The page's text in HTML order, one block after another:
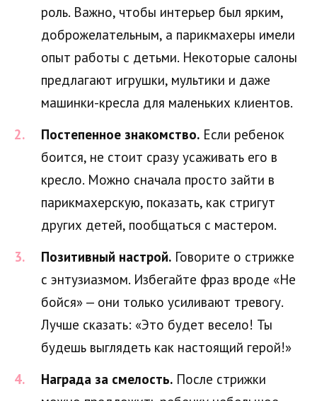
роль. Важно, чтобы интерьер был ярким,
доброжелательным, а парикмахеры имели
опыт работы с детьми. Некоторые салоны
предлагают игрушки, мультики и даже
машинки-кресла для маленьких клиентов.
Постепенное знакомство. Если ребенок
боится, не стоит сразу усаживать его в
кресло. Можно сначала просто зайти в
парикмахерскую, показать, как стригут
других детей, пообщаться с мастером.
Позитивный настрой. Говорите о стрижке
с энтузиазмом. Избегайте фраз вроде «Не
бойся» — они только усиливают тревогу.
Лучше сказать: «Это будет весело! Ты
будешь выглядеть как настоящий герой!»
Награда за смелость. После стрижки